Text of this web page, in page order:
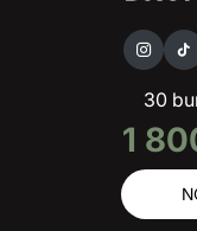
30
1